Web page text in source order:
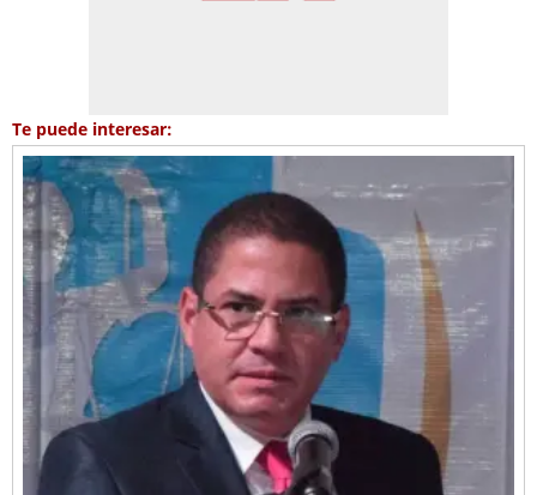
Te puede interesar: